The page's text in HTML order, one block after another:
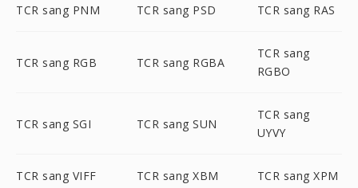
TCR sang PNM TCR sang PSD TCR sang RAS
TCR sang RGB TCR sang RGBA
TCR sang
RGBO
TCR sang SGI TCR sang SUN
TCR sang
UYVY
TCR sang VIFF TCR sang XBM TCR sang XPM